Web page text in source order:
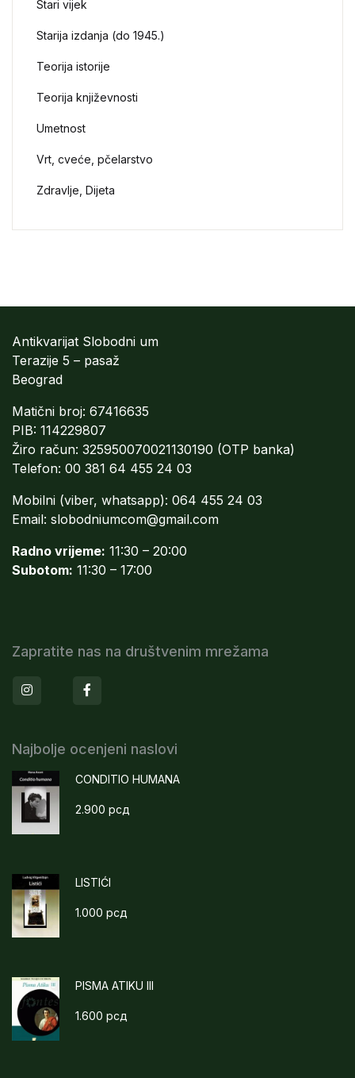
Stari vijek
Starija izdanja (do 1945.)
Teorija istorije
Teorija književnosti
Umetnost
Vrt, cveće, pčelarstvo
Zdravlje, Dijeta
Antikvarijat Slobodni um
Terazije 5 – pasaž
Beograd
Matični broj: 67416635
PIB: 114229807
Žiro račun: 325950070021130190 (OTP banka)
Telefon: 00 381 64 455 24 03
Mobilni (viber, whatsapp): 064 455 24 03
Email: slobodniumcom@gmail.com
Radno vrijeme: 11:30 – 20:00
Subotom: 11:30 – 17:00
Zapratite nas na društvenim mrežama
Instagram
Najbolje ocenjeni naslovi
CONDITIO HUMANA
2.900 рсд
LISTIĆI
1.000 рсд
PISMA ATIKU III
1.600 рсд